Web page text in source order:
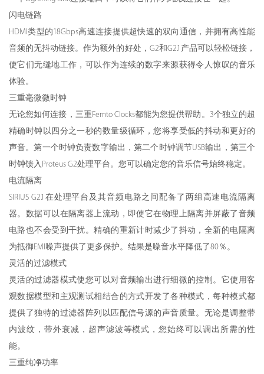
闪电链路
HDMI类型的18Gbps高速连接提供超快速的双向通信，并拥有高性能
音频的无抖动链接。作为额外的好处，G2和G2.1产品可以轻松链接，
使它们无缝地工作，可以作为连续的数字来源获得令人惊叹的音乐
体验。
三重毫微微时钟
无论您如何连接，三重Femto Clocks都能为您提供帮助。3个独立的超
精确时钟以四分之一秒的数量级循环，您将享受低的抖动和更好的
声音。第一个时钟负责数字输出，第二个时钟调节USB输出，第三个
时钟馈入Proteus G2处理平台。您可以确定您的音乐信号始终稳定。
电流隔离
SIRIUS G2.1在处理平台及其音频电路之间配备了两组高速电流隔离
器。数据可以在隔离器上流动，即使它在物理上隔离并屏蔽了音频
电路也不会受到干扰。精确的重新计时减少了抖动，全新的电隔离
为抵御EMI噪声提供了更多保护。结果是噪音水平降低了80％。
灵活的过滤模式
灵活的过滤器模式使您可以对音频输出进行细微的控制。它使用客
观数据模型和主观测试相结合的方式开发了各种模式，每种模式都
提供了独特的过滤器阵列以匹配信号源的声音质量。无论是调整带
内波纹，带外衰减，超声滤波等模式，您始终可以调出所需的性
能。
三重纯净功率